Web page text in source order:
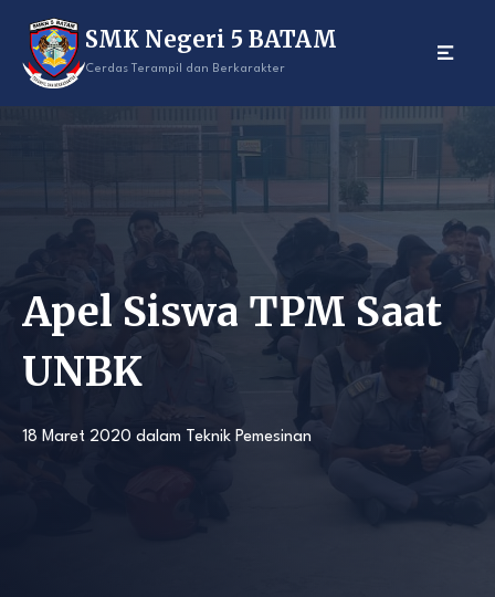
content
SMK Negeri 5 BATAM
Cerdas Terampil dan Berkarakter
Apel Siswa TPM Saat
UNBK
18 Maret 2020 dalam Teknik Pemesinan